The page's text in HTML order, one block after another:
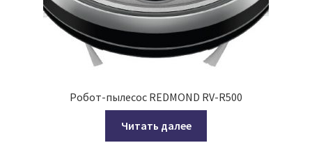
Робот-пылесос REDMOND RV-R500
Читать далее